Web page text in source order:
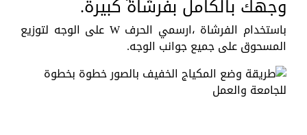
وجهك بالكامل بفرشاة كبيرة.
باستخدام الفرشاة ،ارسمي الحرف W على الوجه لتوزيع
المسحوق على جميع جوانب الوجه.